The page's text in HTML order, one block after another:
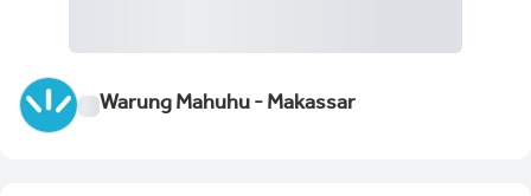
Warung Mahuhu - Makassar